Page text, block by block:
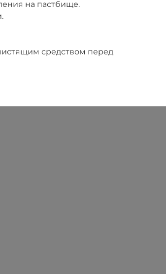
на пастбище.
средством перед